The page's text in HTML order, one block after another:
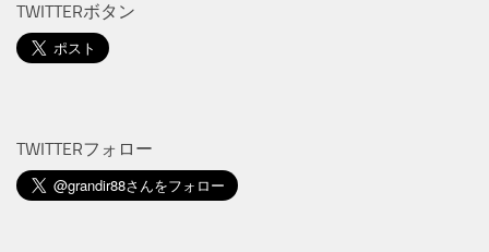
TWITTERボタン
TWITTERフォロー